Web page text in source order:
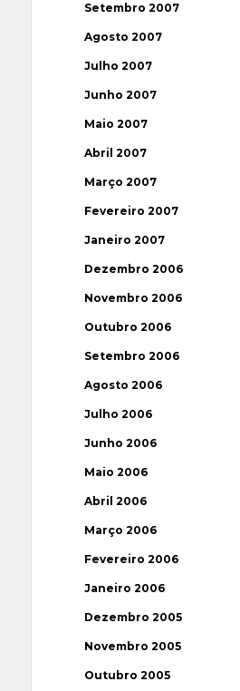
Setembro 2007
Agosto 2007
Julho 2007
Junho 2007
Maio 2007
Abril 2007
Março 2007
Fevereiro 2007
Janeiro 2007
Dezembro 2006
Novembro 2006
Outubro 2006
Setembro 2006
Agosto 2006
Julho 2006
Junho 2006
Maio 2006
Abril 2006
Março 2006
Fevereiro 2006
Janeiro 2006
Dezembro 2005
Novembro 2005
Outubro 2005